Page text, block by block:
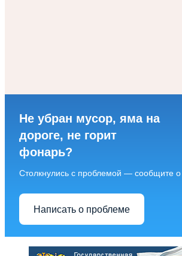
Не убран мусор, яма на
дороге, не горит
фонарь?
Столкнулись с проблемой — сообщите о
Написать о проблеме